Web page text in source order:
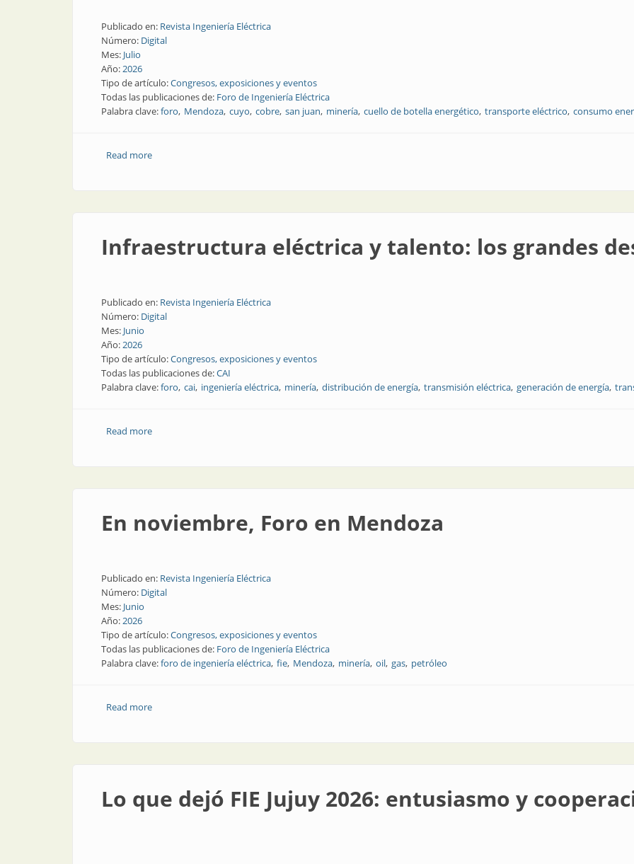
Publicado en: Revista Ingeniería Eléctrica
Número: Digital
Mes: Julio
Año:2026
Tipo de artículo:Congresos, exposiciones y eventos
Todas las publicaciones de: Foro de Ingeniería Eléctrica
Palabra clave:foro Mendoza cuyo cobre san juan minería cuello de botella energético transporte eléctrico consumo
Read moreabout La ingeniería eléctrica, la clave del auge minero
Infraestructura eléctrica y talento: los grandes
Publicado en: Revista Ingeniería Eléctrica
Número: Digital
Mes: Junio
Año:2026
Tipo de artículo:Congresos, exposiciones y eventos
Todas las publicaciones de:CAI
Palabra clave:foro cai ingeniería eléctrica minería distribución de energía transmisión eléctrica generación de energía
Read moreabout Infraestructura eléctrica y talento: los grandes desafíos de la minería
En noviembre, Foro en Mendoza
Publicado en: Revista Ingeniería Eléctrica
Número: Digital
Mes: Junio
Año:2026
Tipo de artículo:Congresos, exposiciones y eventos
Todas las publicaciones de: Foro de Ingeniería Eléctrica
Palabra clave:foro de ingeniería eléctrica fie Mendoza minería oil gas petróleo
Read moreabout En noviembre, Foro en Mendoza
Lo que dejó FIE Jujuy 2026: entusiasmo y